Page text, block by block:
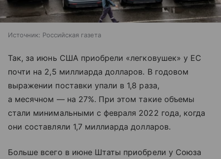
Источник: Российская газета
Так, за июнь США приобрели «легковушек» у ЕС
почти на 2,5 миллиарда долларов. В годовом
выражении поставки упали в 1,8 раза,
а месячном — на 27%. При этом такие объемы
стали минимальными с февраля 2022 года, когда
они составляли 1,7 миллиарда долларов.
Больше всего в июне Штаты приобрели у Союза